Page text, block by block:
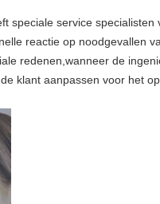
speciale service specialisten
reactie op noodgevallen
redenen,wanneer de
klant aanpassen voor het